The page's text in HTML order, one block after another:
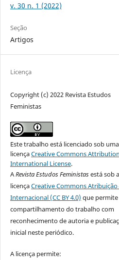
v. 30 n. 1 (2022)
Seção
Artigos
Licença
Copyright (c) 2022 Revista Estudos
Feministas
Este trabalho está licenciado sob uma
licençaCreative Commons
International License.
ARevista Estudos Feministasestá sob a
licençaCreative Commons Atribuição
Internacional (CC BY 4.0) que
compartilhamento do trabalho com
reconhecimento de autoria e
inicial neste periódico.
A licença permite: